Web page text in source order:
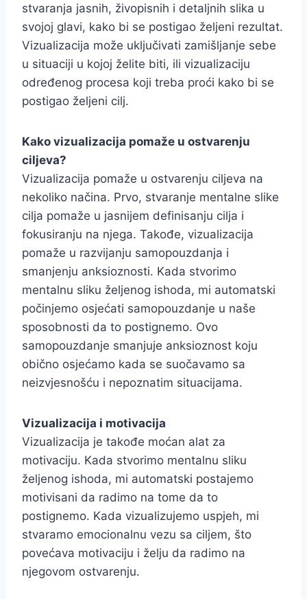
stvaranja jasnih, živopisnih i detaljnih slika u
svojoj glavi, kako bi se postigao željeni rezultat.
Vizualizacija može uključivati zamišljanje sebe
u situaciji u kojoj želite biti, ili vizualizaciju
određenog procesa koji treba proći kako bi se
postigao željeni cilj.
Kako vizualizacija pomaže u ostvarenju
ciljeva?
Vizualizacija pomaže u ostvarenju ciljeva na
nekoliko načina. Prvo, stvaranje mentalne slike
cilja pomaže u jasnijem definisanju cilja i
fokusiranju na njega. Takođe, vizualizacija
pomaže u razvijanju samopouzdanja i
smanjenju anksioznosti. Kada stvorimo
mentalnu sliku željenog ishoda, mi automatski
počinjemo osjećati samopouzdanje u naše
sposobnosti da to postignemo. Ovo
samopouzdanje smanjuje anksioznost koju
obično osjećamo kada se suočavamo sa
neizvjesnošću i nepoznatim situacijama.
Vizualizacija i motivacija
Vizualizacija je takođe moćan alat za
motivaciju. Kada stvorimo mentalnu sliku
željenog ishoda, mi automatski postajemo
motivisani da radimo na tome da to
postignemo. Kada vizualizujemo uspjeh, mi
stvaramo emocionalnu vezu sa ciljem, što
povećava motivaciju i želju da radimo na
njegovom ostvarenju.